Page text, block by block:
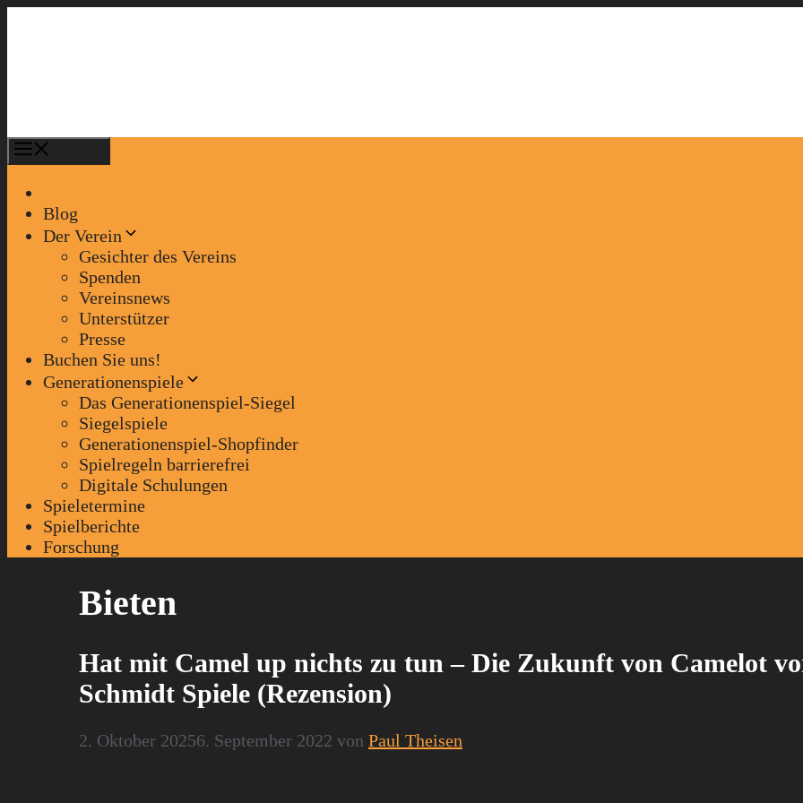
Blog
Der Verein
Gesichter des Vereins
Spenden
Vereinsnews
Unterstützer
Presse
Buchen Sie uns!
Generationenspiele
Das Generationenspiel-Siegel
Siegelspiele
Generationenspiel-Shopfinder
Spielregeln barrierefrei
Digitale Schulungen
Spieletermine
Spielberichte
Forschung
Bieten
Hat mit Camel up nichts zu tun – Die Zukunft von Camelot
Schmidt Spiele (Rezension)
2. Oktober 20256. September 2022 von Paul Theisen